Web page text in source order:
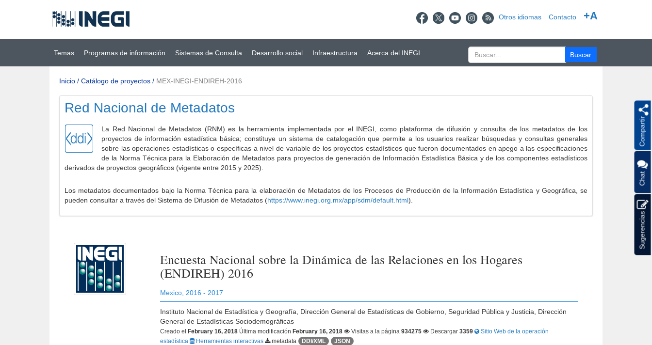
principal
(INEGI) Otros idiomas Contacto +A
Temas Programas de información Sistemas de Consulta Desarrollo social Infraestructura Acerca del INEGI
Inicio / Catálogo de proyectos / MEX-INEGI-ENDIREH-2016
Red Nacional de Metadatos
La Red Nacional de Metadatos (RNM) es la herramienta implementada por el INEGI, como plataforma de difusión y consulta de los metadatos de los
proyectos de información estadística básica; constituye un sistema de catalogación que permite a los usuarios realizar búsquedas y consultas generales
sobre las operaciones estadísticas o específicas a nivel de variable de los proyectos estadísticos que fueron documentados en apego a las especificaciones
de la Norma Técnica para la Elaboración de Metadatos para proyectos de generación de Información Estadística Básica y de los componentes estadísticos
derivados de proyectos geográficos (vigente entre 2015 y 2025).
Los metadatos documentados bajo la Norma Técnica para la elaboración de Metadatos de los Procesos de Producción de la Información Estadística y Geográfica, se
pueden consultar a través del Sistema de Difusión de Metadatos (https://www.inegi.org.mx/app/sdm/default.html).
Encuesta Nacional sobre la Dinámica de las Relaciones en los Hogares
(ENDIREH) 2016
Mexico 2016 - 2017
Instituto Nacional de Estadística y Geografía, Dirección General de Estadísticas de Gobierno, Seguridad Pública y Justicia, Dirección
General de Estadísticas Sociodemográficas
Creado el February 16, 2018 Última modificación February 16, 2018 Visitas a la página934275 Descargar3359
Sitio Web de la operación
estadística
Herramientas interactivas metadata DDI/XML JSON
Compartir
Chat
Sugerencias